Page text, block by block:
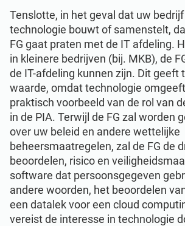
Tenslotte, in het geval dat uw
technologie bouwt of samenstelt,
FG gaat praten met de IT afdeling.
in kleinere bedrijven (bij. MKB), de
de IT-afdeling kunnen zijn. Dit geeft
waarde, omdat technologie
praktisch voorbeeld van de rol van
in de PIA. Terwijl de FG zal worden
over uw beleid en andere wettelijke
beheersmaatregelen, zal de FG de
beoordelen, risico en
software dat persoonsgegeven
andere woorden, het beoordelen
een datalek voor een cloud
vereist de interesse in technologie